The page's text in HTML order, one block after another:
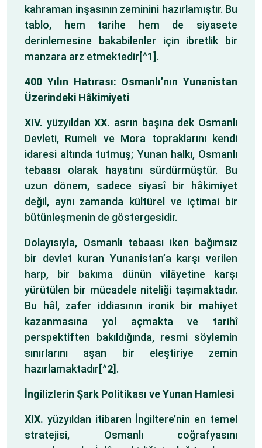
kahraman inşasının zeminini hazırlamıştır. Bu
tablo, hem tarihe hem de siyasete
derinlemesine bakabilenler için ibretlik bir
manzara arz etmektedir[^1] .
400 Yılın Hatırası: Osmanlı’nın Yunanistan
Üzerindeki Hâkimiyeti
XIV. yüzyıldanXX. asrın başına dek Osmanlı
Devleti, Rumeli ve Mora topraklarını kendi
idaresi altında tutmuş; Yunan halkı, Osmanlı
tebaası olarak hayatını sürdürmüştür. Bu
uzun dönem, sadece siyasî bir hâkimiyet
değil, aynı zamanda kültürel ve içtimai bir
bütünleşmenin de göstergesidir.
Dolayısıyla, Osmanlı tebaası iken bağımsız
bir devlet kuran Yunanistan’a karşı verilen
harp, bir bakıma dünün vilâyetine karşı
yürütülen bir mücadele niteliği taşımaktadır.
Bu hâl, zafer iddiasının ironik bir mahiyet
kazanmasına yol açmakta ve tarihî
perspektiften bakıldığında, resmi söylemin
sınırlarını aşan bir eleştiriye zemin
hazırlamaktadır[^2] .
İngilizlerin Şark Politikası ve Yunan Hamlesi
XIX. yüzyıldan itibaren İngiltere’nin en temel
stratejisi, Osmanlı coğrafyasını